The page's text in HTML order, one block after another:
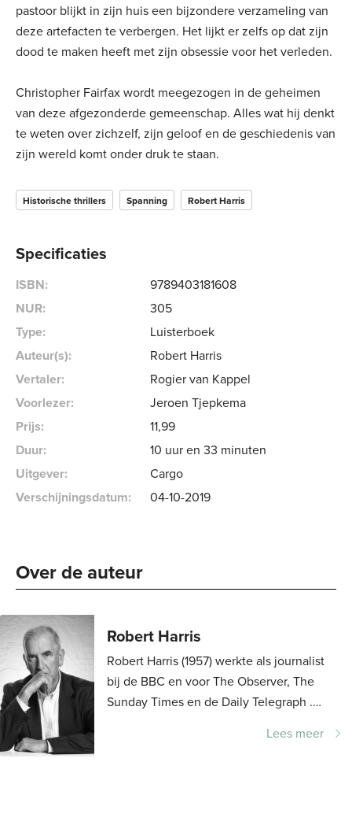
pastoor blijkt in zijn huis een bijzondere verzameling van
deze artefacten te verbergen. Het lijkt er zelfs op dat zijn
dood te maken heeft met zijn obsessie voor het verleden.
Christopher Fairfax wordt meegezogen in de geheimen
van deze afgezonderde gemeenschap. Alles wat hij denkt
te weten over zichzelf, zijn geloof en de geschiedenis van
zijn wereld komt onder druk te staan.
Historische thrillers Spanning Robert Harris
Specificaties
ISBN:
9789403181608
NUR:
305
Type:
Luisterboek
Auteur(s):
Robert Harris
Vertaler:
Rogier van Kappel
Voorlezer:
Jeroen Tjepkema
Prijs:
11,99
Duur:
10 uur en 33 minuten
Uitgever:
Cargo
Verschijningsdatum:
04-10-2019
Over de auteur
Robert Harris
Robert Harris (1957) werkte als journalist
bij de BBC en voor The Observer, The
Sunday Times en de Daily Telegraph .
fictieboeken over maatschappelijke en...
Lees meer